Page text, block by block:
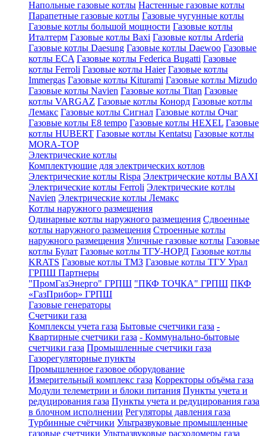
Напольные газовые котлы Настенные газовые котлы
Парапетные газовые котлы Газовые чугунные котлы
Газовые котлы большой мощности Газовые котлы
Италтерм Газовые котлы Baxi Газовые котлы Arderia
Газовые котлы Daesung Газовые котлы Daewoo Газовые
котлы ECA Газовые котлы Federica Bugatti Газовые
котлы Ferroli Газовые котлы Haier Газовые котлы
Immergas Газовые котлы Kiturami Газовые котлы Mizudo
Газовые котлы Navien Газовые котлы Titan Газовые
котлы VARGAZ Газовые котлы Конорд Газовые котлы
Лемакс Газовые котлы Сигнал Газовые котлы Очаг
Газовые котлы E8 tempo Газовые котлы HEXEL Газовые
котлы HUBERT Газовые котлы Kentatsu Газовые котлы
MORA-TOP
Электрические котлы
Комплектующие для электрических котлов
Электрические котлы Rispa Электрические котлы BAXI
Электрические котлы Ferroli Электрические котлы
Navien Электрические котлы Лемакс
Котлы наружного размещения
Одинарные котлы наружного размещения Сдвоенные
котлы наружного размещения Строенные котлы
наружного размещения Уличные газовые котлы Газовые
котлы Булат Газовые котлы ТГУ-НОРД Газовые котлы
KRATS Газовые котлы ТМЗ Газовые котлы ТГУ Урал
ГРПШ Партнеры
"ПромГазЭнерго" ГРПШ "ПКФ ТОЧКА" ГРПШ ПКФ
«ГазПрибор» ГРПШ
Газовые генераторы
Счетчики газа
Комплексы учета газа Бытовые счетчики газа -
Квартирные счетчики газа - Коммунально-бытовые
счетчики газа Промышленные счетчики газа
Газорегуляторные пункты
Промышленное газовое оборудование
Измерительный комплекс газа Корректоры объёма газа
Модули телеметрии и блоки питания Пункты учета и
редуцирования газа Пункты учета и редуцирования газа
в блочном исполнении Регуляторы давления газа
Турбинные счётчики Ультразвуковые промышленные
газовые счетчики Ультразвуковые расходомеры газа